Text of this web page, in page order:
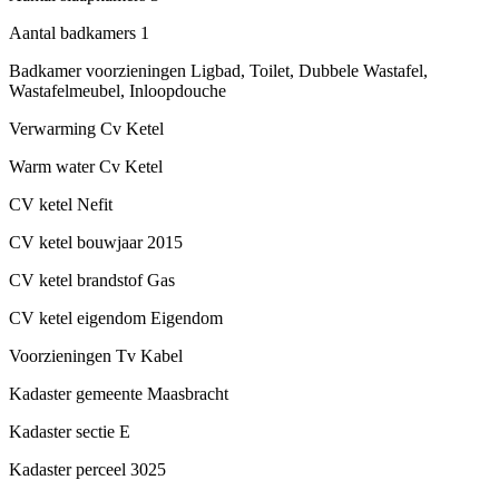
Aantal badkamers 1
Badkamer voorzieningen Ligbad, Toilet, Dubbele Wastafel,
Wastafelmeubel, Inloopdouche
Verwarming Cv Ketel
Warm water Cv Ketel
CV ketel Nefit
CV ketel bouwjaar 2015
CV ketel brandstof Gas
CV ketel eigendom Eigendom
Voorzieningen Tv Kabel
Kadaster gemeente Maasbracht
Kadaster sectie E
Kadaster perceel 3025